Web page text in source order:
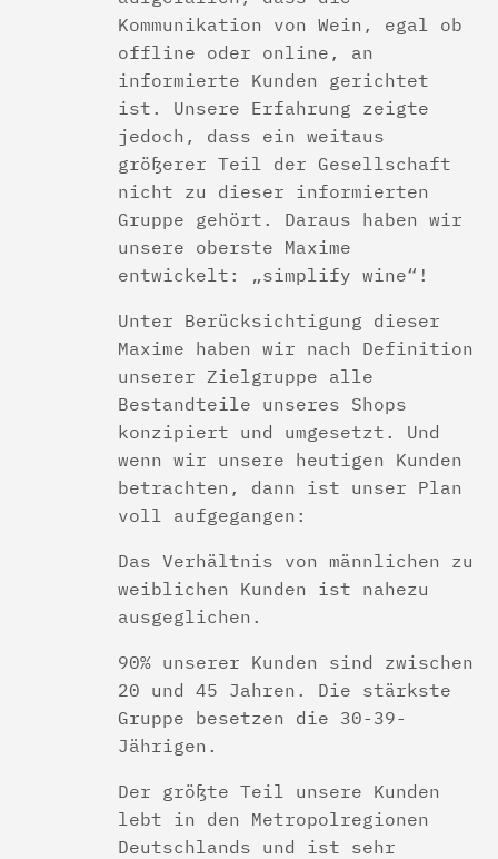
Kommunikation von Wein, egal ob
offline oder online, an
informierte Kunden gerichtet
ist. Unsere Erfahrung zeigte
jedoch, dass ein weitaus
größerer Teil der Gesellschaft
nicht zu dieser informierten
Gruppe gehört. Daraus haben wir
unsere oberste Maxime
entwickelt: „simplify wine“!
Unter Berücksichtigung dieser
Maxime haben wir nach Definition
unserer Zielgruppe alle
Bestandteile unseres Shops
konzipiert und umgesetzt. Und
wenn wir unsere heutigen Kunden
betrachten, dann ist unser Plan
voll aufgegangen:
Das Verhältnis von männlichen zu
weiblichen Kunden ist nahezu
ausgeglichen.
90% unserer Kunden sind zwischen
20 und 45 Jahren. Die stärkste
Gruppe besetzen die 30-39-
Jährigen.
Der größte Teil unsere Kunden
lebt in den Metropolregionen
Deutschlands und ist sehr